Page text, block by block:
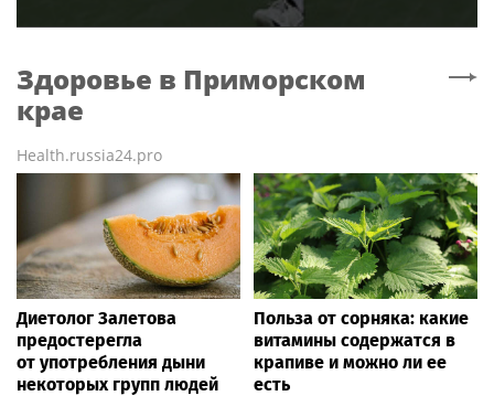
Здоровье в Приморском
крае
Health.russia24.pro
Диетолог Залетова
предостерегла
от употребления дыни
некоторых групп людей
Польза от сорняка: какие
витамины содержатся в
крапиве и можно ли ее
есть